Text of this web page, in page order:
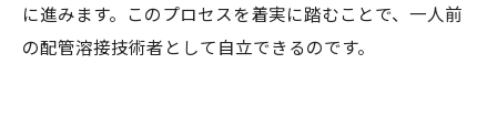
に進みます。このプロセスを着実に踏むことで、一人前
の配管溶接技術者として自立できるのです。